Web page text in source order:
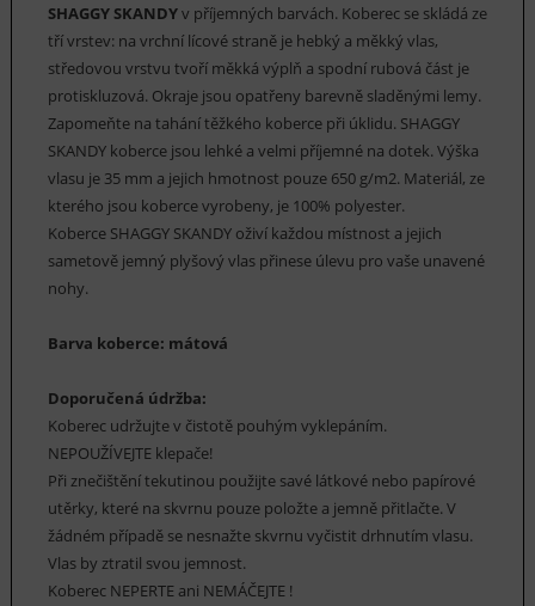
SHAGGY SKANDYv příjemných barvách. Koberec se skládá ze
tří vrstev: na vrchní lícové straně je hebký a měkký vlas,
středovou vrstvu tvoří měkká výplň a spodní rubová část je
protiskluzová. Okraje jsou opatřeny barevně sladěnými lemy.
Zapomeňte na tahání těžkého koberce při úklidu. SHAGGY
SKANDY koberce jsou lehké a velmi příjemné na dotek. Výška
vlasu je 35 mm a jejich hmotnost pouze 650 g/m2. Materiál, ze
kterého jsou koberce vyrobeny, je 100% polyester.
Koberce SHAGGY SKANDY oživí každou místnost a jejich
sametově jemný plyšový vlas přinese úlevu pro vaše unavené
nohy.
Barva koberce: mátová
Doporučená údržba:
Koberec udržujte v čistotě pouhým vyklepáním.
NEPOUŽÍVEJTE klepače!
Při znečištění tekutinou použijte savé látkové nebo papírové
utěrky, které na skvrnu pouze položte a jemně přitlačte. V
žádném případě se nesnažte skvrnu vyčistit drhnutím vlasu.
Vlas by ztratil svou jemnost.
Koberec NEPERTE ani NEMÁČEJTE !